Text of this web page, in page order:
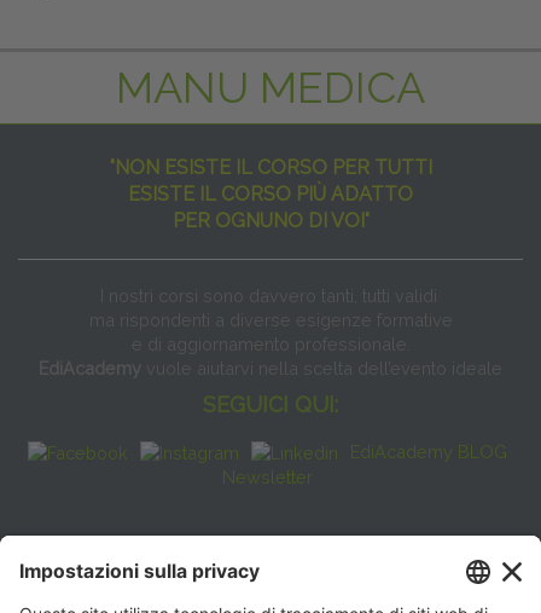
MANU MEDICA
"NON ESISTE IL CORSO PER TUTTI
ESISTE IL CORSO PIÙ ADATTO
PER OGNUNO DI VOI"
I nostri corsi sono davvero tanti, tutti validi
ma rispondenti a diverse esigenze formative
e di aggiornamento professionale.
EdiAcademy vuole aiutarvi nella scelta dell’evento ideale
SEGUICI QUI:
EdiAcademy BLOG
Newsletter
FAQ